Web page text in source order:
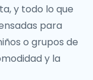
y todo lo que
para
o grupos de
y la